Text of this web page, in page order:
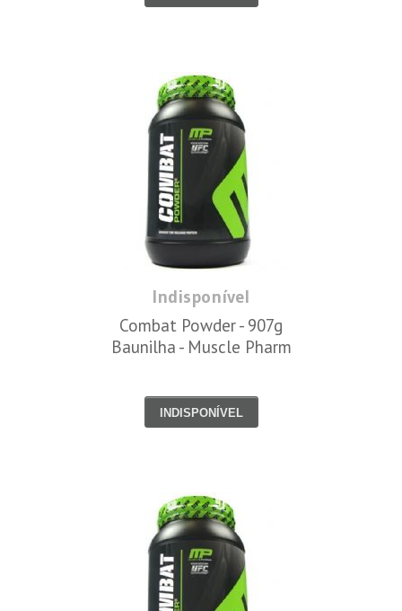
Indisponível
Combat Powder - 907g
Baunilha - Muscle Pharm
INDISPONÍVEL